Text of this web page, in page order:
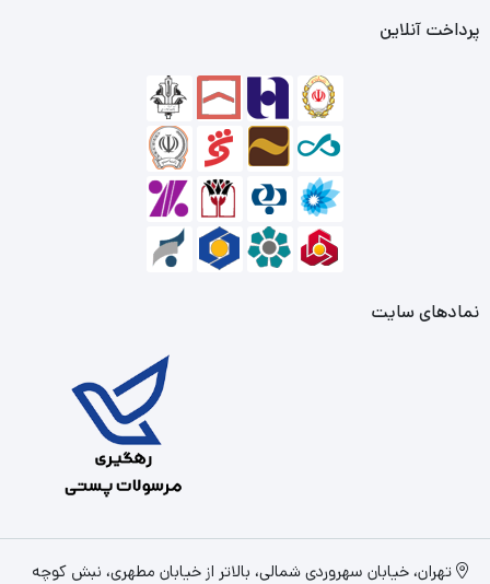
پرداخت آنلاین
نمادهای سایت
تهران، خیابان سهروردی شمالی، بالاتر از خیابان مطهری، نبش کوچه